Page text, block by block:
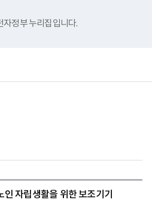
자정부 누리집입니다.
검
자립생활을 위한 보조기기